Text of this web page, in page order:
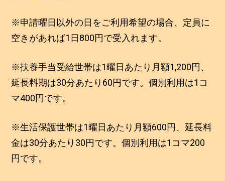
※申請曜日以外の日をご利用希望の場合、定員に
空きがあれば1日800円で受入れます。
※扶養手当受給世帯は1曜日あたり月額1,200円、
延長料期は30分あたり60円です。個別利用は1コ
マ400円です。
※生活保護世帯は1曜日あたり月額600円、延長料
金は30分あたり30円です。個別利用は1コマ200
円です。